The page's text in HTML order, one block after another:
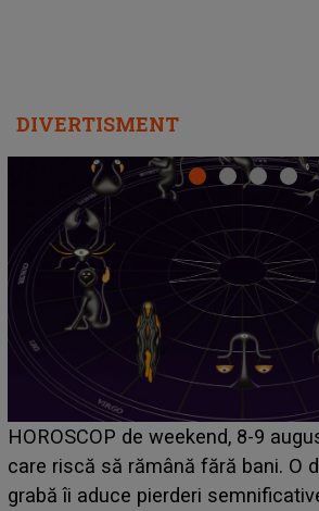
DIVERTISMENT
Emanuel a ținut ACEST DETALIU
acum! În fața Alexandrei,
face o MĂRTURISIRE